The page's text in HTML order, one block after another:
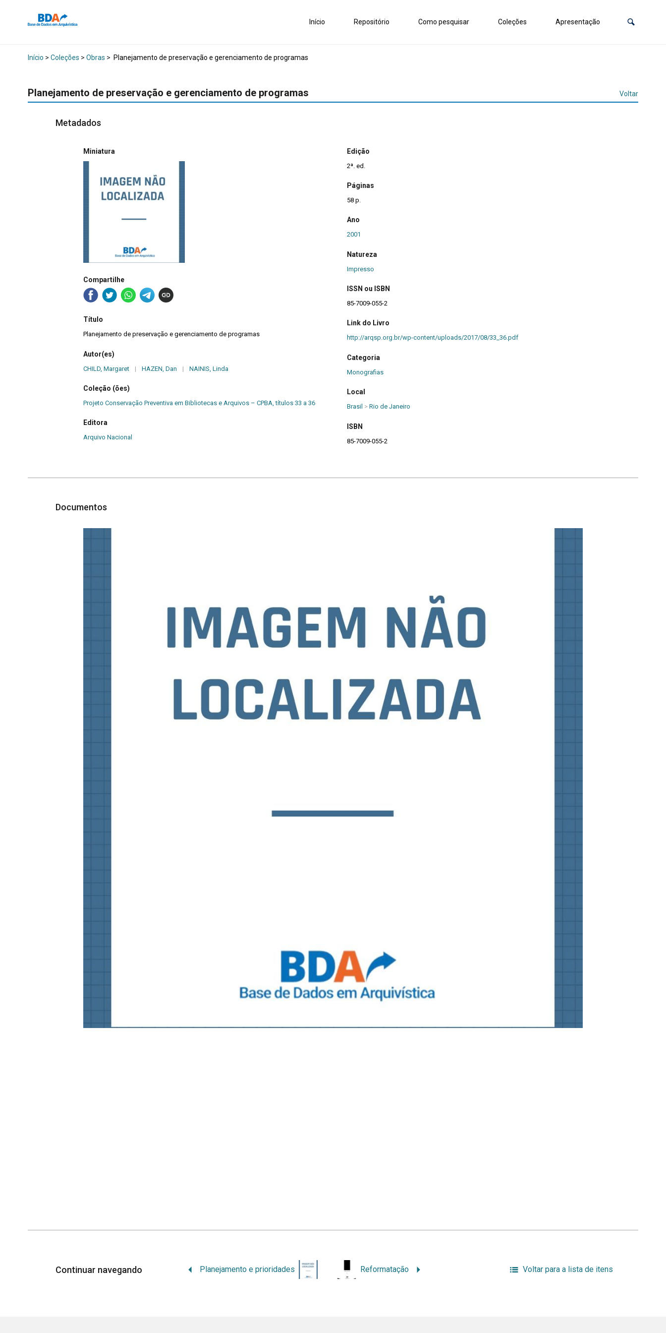
Início Repositório Como pesquisar Coleções Apresentação
Início > Coleções > Obras > Planejamento de preservação e gerenciamento de programas
Planejamento de preservação e gerenciamento de programas Voltar
Metadados
Miniatura
Compartilhe
Título
Planejamento de preservação e gerenciamento de programas
Autor(es)
CHILD, Margaret | HAZEN, Dan | NAINIS, Linda
Coleção (ões)
Projeto Conservação Preventiva em Bibliotecas e Arquivos – CPBA, títulos 33 a 36
Editora
Arquivo Nacional
Edição
2ª. ed.
Páginas
58 p.
Ano
2001
Natureza
Impresso
ISSN ou ISBN
85-7009-055-2
Link do Livro
http://arqsp.org.br/wp-content/uploads/2017/08/33_36.pdf
Categoria
Monografias
Local
Brasil > Rio de Janeiro
ISBN
85-7009-055-2
Documentos
Continuar navegando Planejamento e prioridades Reformatação Voltar para a lista de itens